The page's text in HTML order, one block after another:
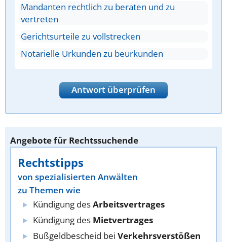
Mandanten rechtlich zu beraten und zu
vertreten
Gerichtsurteile zu vollstrecken
Notarielle Urkunden zu beurkunden
Antwort überprüfen
Angebote für Rechtssuchende
Rechtstipps
von spezialisierten Anwälten
zu Themen wie
Kündigung desArbeitsvertrages
Kündigung des Mietvertrages
Bußgeldbescheid bei Verkehrsverstößen